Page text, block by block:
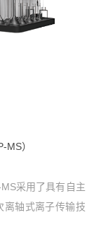
MS）
采用了具有自主
离轴式离子传输技